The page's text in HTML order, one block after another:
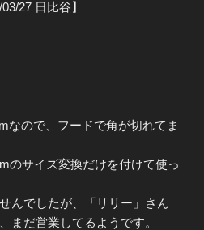
27 日比谷】
なので、フードで角が切れてま
のサイズ変換だけを付けて使っ
んでしたが、「リリー」さん
まだ営業してるようです。